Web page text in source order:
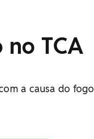
TCA
a causa do fogo